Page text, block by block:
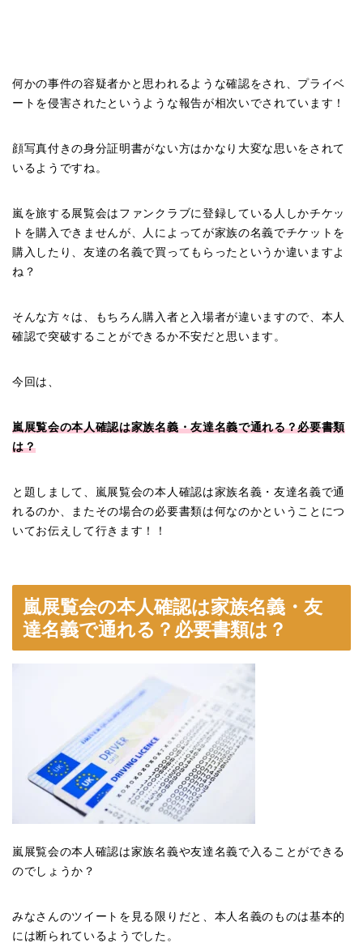
何かの事件の容疑者かと思われるような確認をされ、プライベ
ートを侵害されたというような報告が相次いでされています！
顔写真付きの身分証明書がない方はかなり大変な思いをされて
いるようですね。
嵐を旅する展覧会はファンクラブに登録している人しかチケッ
トを購入できませんが、人によってが家族の名義でチケットを
購入したり、友達の名義で買ってもらったというか違いますよ
ね？
そんな方々は、もちろん購入者と入場者が違いますので、本人
確認で突破することができるか不安だと思います。
今回は、
嵐展覧会の本人確認は家族名義・友達名義で通れる？必要書類
は？
と題しまして、嵐展覧会の本人確認は家族名義・友達名義で通
れるのか、またその場合の必要書類は何なのかということにつ
いてお伝えして行きます！！
嵐展覧会の本人確認は家族名義・友
達名義で通れる？必要書類は？
嵐展覧会の本人確認は家族名義や友達名義で入ることができる
のでしょうか？
みなさんのツイートを見る限りだと、本人名義のものは基本的
には断られているようでした。